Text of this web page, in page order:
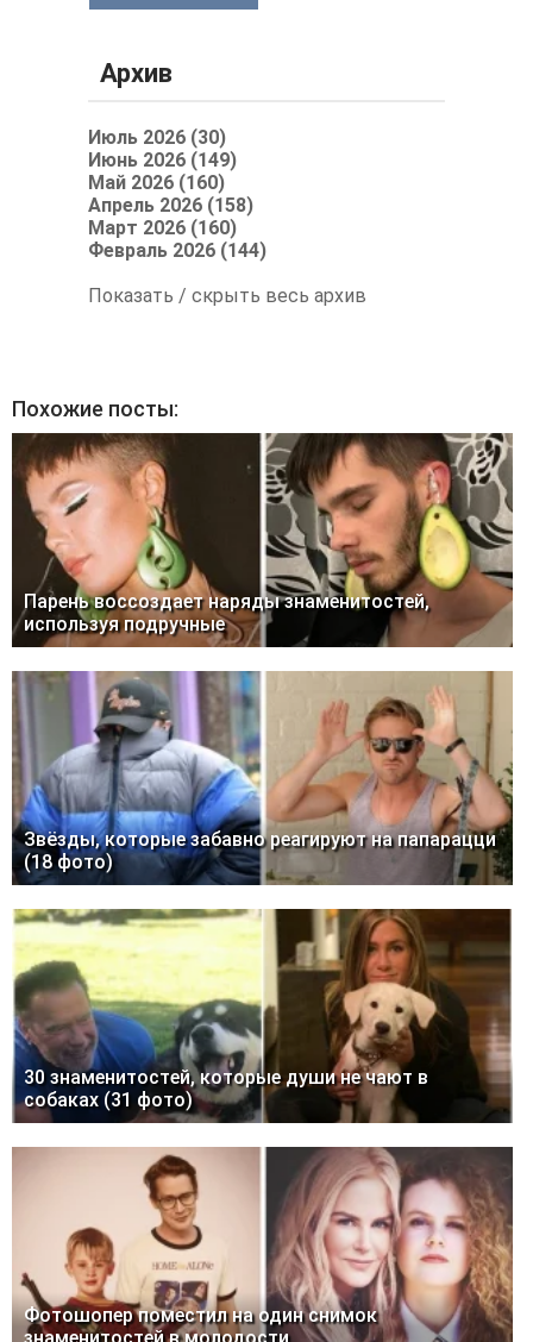
Архив
Июль 2026 (30)
Июнь 2026 (149)
Май 2026 (160)
Апрель 2026 (158)
Март 2026 (160)
Февраль 2026 (144)
Показать / скрыть весь архив
Похожие посты:
Парень воссоздает наряды знаменитостей,
используя подручные
Звёзды, которые забавно реагируют на папарацци
(18 фото)
30 знаменитостей, которые души не чают в
собаках (31 фото)
Фотошопер поместил на один снимок
знаменитостей в молодости